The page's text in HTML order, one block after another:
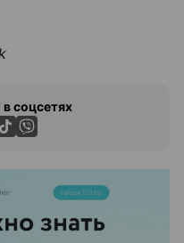
соцсетях